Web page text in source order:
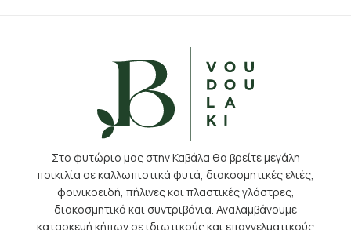
Στο φυτώριο μας στην Καβάλα θα βρείτε μεγάλη
ποικιλία σε καλλωπιστικά φυτά, διακοσμητικές ελιές,
φοινικοειδή, πήλινες και πλαστικές γλάστρες,
διακοσμητικά και συντριβάνια. Αναλαμβάνουμε
κατασκευή κήπων σε ιδιωτικούς και επαγγελματικούς